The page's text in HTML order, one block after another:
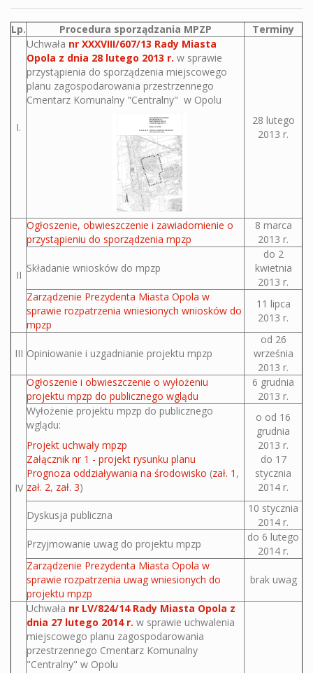
Lp. Procedura sporządzania MPZP Terminy
I.
Uchwała nr XXXVIII/607/13 Rady Miasta
Opola z dnia 28 lutego 2013 r. w sprawie
przystąpienia do sporządzenia miejscowego
planu zagospodarowania przestrzennego
Cmentarz Komunalny "Centralny" w Opolu
28 lutego
2013 r.
II
Ogłoszenie, obwieszczenie i zawiadomienie o
przystąpieniu do sporządzenia mpzp
8 marca
2013 r.
Składanie wniosków do mpzp
do 2
kwietnia
2013 r.
Zarządzenie Prezydenta Miasta Opola w
sprawie rozpatrzenia wniesionych wniosków do
mpzp
11 lipca
2013 r.
III Opiniowanie i uzgadnianie projektu mpzp
od 26
września
2013 r.
IV
Ogłoszenie i obwieszczenie o wyłożeniu
projektu mpzp do publicznego wglądu
6 grudnia
2013 r.
Wyłożenie projektu mpzp do publicznego
wglądu:
Projekt uchwały mpzp
Załącznik nr 1 - projekt rysunku planu
Prognoza oddziaływania na środowisko (zał. 1 ,
zał. 2, zał. 3)
o od 16
grudnia
2013 r.
do 17
stycznia
2014 r.
Dyskusja publiczna
10 stycznia
2014 r.
Przyjmowanie uwag do projektu mpzp
do 6 lutego
2014 r.
Zarządzenie Prezydenta Miasta Opola w
sprawie rozpatrzenia uwag wniesionych do
projektu mpzp
brak uwag
Uchwała nr LV/824/14 Rady Miasta Opola z
dnia 27 lutego 2014 r. w sprawie uchwalenia
miejscowego planu zagospodarowania
przestrzennego Cmentarz Komunalny
"Centralny" w Opolu